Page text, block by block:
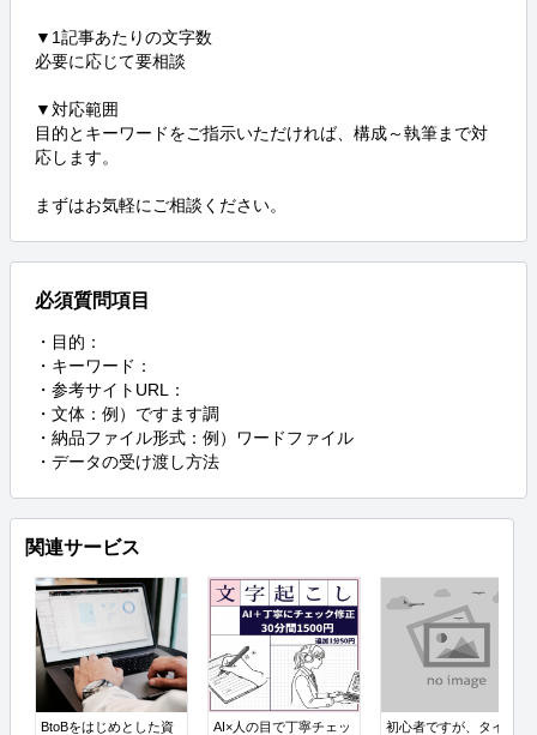
▼1記事あたりの文字数
必要に応じて要相談
▼対応範囲
目的とキーワードをご指示いただければ、構成～執筆まで対
応します。
まずはお気軽にご相談ください。
必須質問項目
・目的：
・キーワード：
・参考サイトURL：
・文体：例）ですます調
・納品ファイル形式：例）ワードファイル
・データの受け渡し方法
関連サービス
BtoBをはじめとした資
AI×人の目で丁寧チェッ
初心者ですが、タイピ